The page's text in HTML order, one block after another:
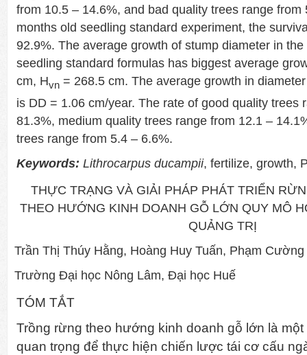
from 10.5 – 14.6%, and bad quality trees range from
months old seedling standard experiment, the
92.9%. The average growth of stump diameter in
seedling standard formulas has biggest average
cm, Hvn = 268.5 cm. The average growth in
is DD = 1.06 cm/year. The rate of good quality trees
81.3%, medium quality trees range from 12.1 –
trees range from 5.4 – 6.6%.
Keywords: Lithrocarpus ducampii, fertilize, growth,
THỰC TRẠNG VÀ GIẢI PHÁP PHÁT TRIỂN
THEO HƯỚNG KINH DOANH GỖ LỚN QUY MÔ
QUẢNG TRỊ
Trần Thị Thúy Hằng, Hoàng Huy Tuấn, Phạm Cường
Trường Đại học Nông Lâm, Đại học Huế
TÓM TẮT
Trồng rừng theo hướng kinh doanh gỗ lớn là
quan trọng để thực hiện chiến lược tái cơ cấu